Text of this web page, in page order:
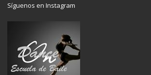
Síguenos en Instagram